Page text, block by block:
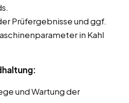
Prüfergebnisse und ggf.
in Kahl
und Wartung der